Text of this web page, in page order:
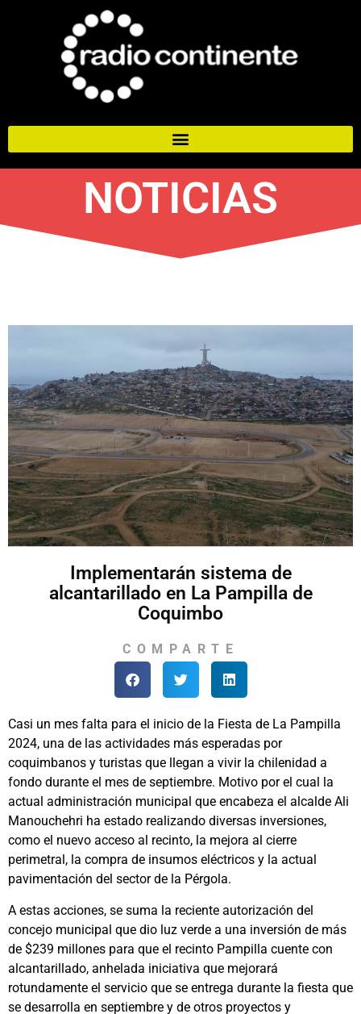
NOTICIAS
Implementarán sistema de
alcantarillado en La Pampilla de
Coquimbo
COMPARTE
Casi un mes falta para el inicio de la Fiesta de La Pampilla
2024, una de las actividades más esperadas por
coquimbanos y turistas que llegan a vivir la chilenidad a
fondo durante el mes de septiembre. Motivo por el cual la
actual administración municipal que encabeza el alcalde Ali
Manouchehri ha estado realizando diversas inversiones,
como el nuevo acceso al recinto, la mejora al cierre
perimetral, la compra de insumos eléctricos y la actual
pavimentación del sector de la Pérgola.
A estas acciones, se suma la reciente autorización del
concejo municipal que dio luz verde a una inversión de más
de $239 millones para que el recinto Pampilla cuente con
alcantarillado, anhelada iniciativa que mejorará
rotundamente el servicio que se entrega durante la fiesta que
se desarrolla en septiembre y de otros proyectos y